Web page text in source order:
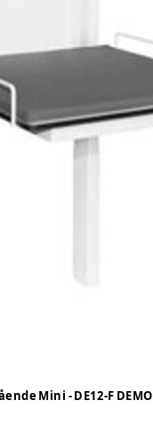
Mini - DE12-F DEMO